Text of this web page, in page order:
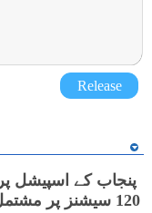
Release
پنجاب کے اسپیشل
120 سیشنز پر